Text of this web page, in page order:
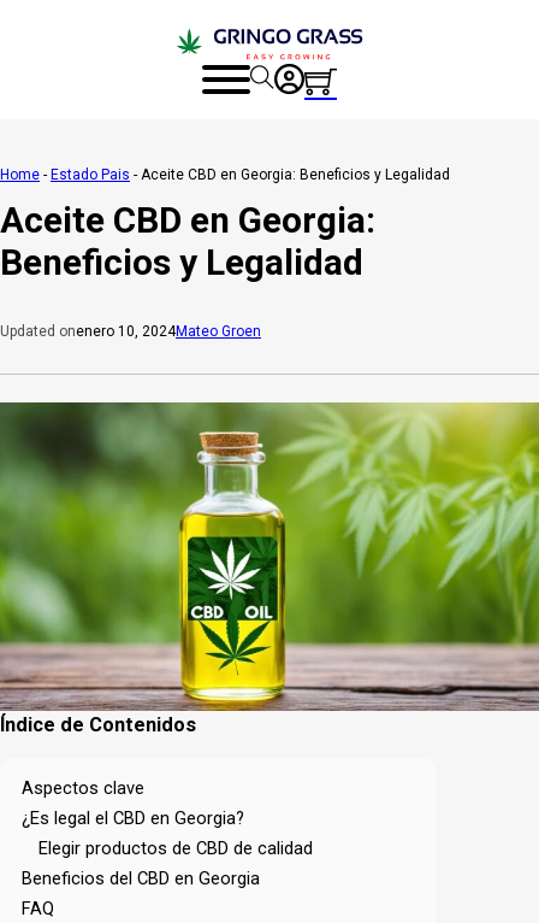
Home - Estado Pais - Aceite CBD en Georgia: Beneficios y Legalidad
Aceite CBD en Georgia:
Beneficios y Legalidad
Updated onenero 10, 2024Mateo Groen
Índice de Contenidos
Aspectos clave
¿Es legal el CBD en Georgia?
Elegir productos de CBD de calidad
Beneficios del CBD en Georgia
FAQ